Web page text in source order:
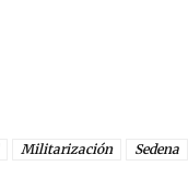
Militarización Sedena